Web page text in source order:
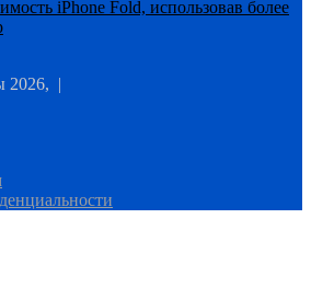
iPhone Fold, использовав более
2026, |